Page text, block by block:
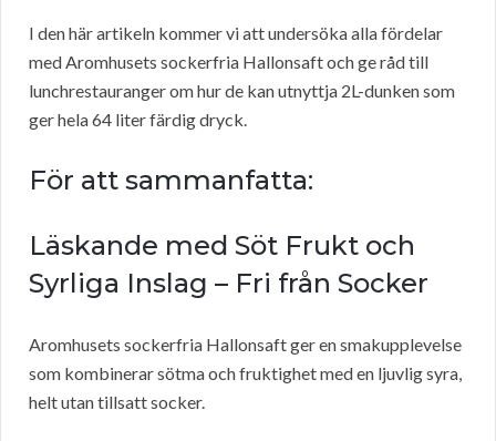
I den här artikeln kommer vi att undersöka alla fördelar
med Aromhusets sockerfria Hallonsaft och ge råd till
lunchrestauranger om hur de kan utnyttja 2L-dunken som
ger hela 64 liter färdig dryck.
För att sammanfatta:
Läskande med Söt Frukt och
Syrliga Inslag – Fri från Socker
Aromhusets sockerfria Hallonsaft ger en smakupplevelse
som kombinerar sötma och fruktighet med en ljuvlig syra,
helt utan tillsatt socker.